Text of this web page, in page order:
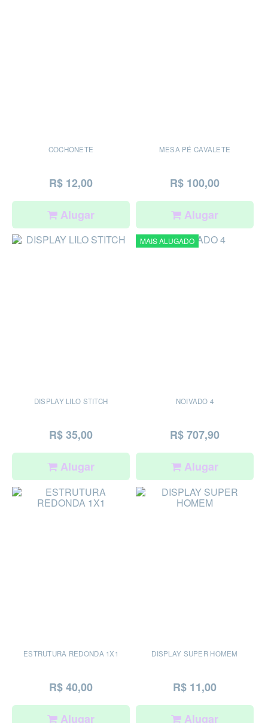
COCHONETE
R$ 12,00
Alugar
MESA PÉ CAVALETE
R$ 100,00
Alugar
DISPLAY LILO STITCH
R$ 35,00
Alugar
MAIS ALUGADO
NOIVADO 4
R$ 707,90
Alugar
ESTRUTURA REDONDA 1X1
R$ 40,00
Alugar
DISPLAY SUPER HOMEM
R$ 11,00
Alugar